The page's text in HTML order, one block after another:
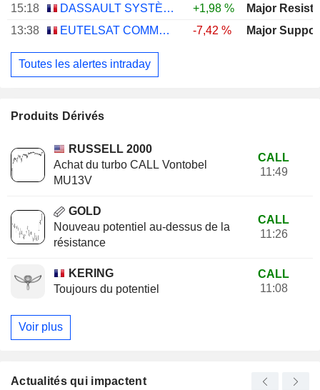
15:18
DASSAULT SYSTÈMES SE
+1,98 %
13:38
EUTELSAT COMMUNICATIONS -7,42 %
Toutes les alertes intraday
Produits Dérivés
RUSSELL 2000
Achat du turbo CALL Vontobel
MU13V
CALL
11:49
GOLD
Nouveau potentiel au-dessus de la
résistance
CALL
11:26
KERING
Toujours du potentiel
CALL
11:08
Voir plus
Actualités qui impactent